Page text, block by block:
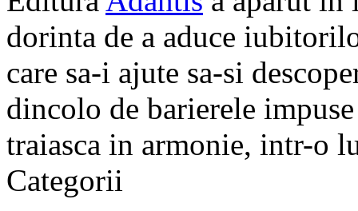
dorinta de a aduce
care sa-i ajute sa-si
dincolo de barierele
traiasca in armonie, intr-o
Categorii